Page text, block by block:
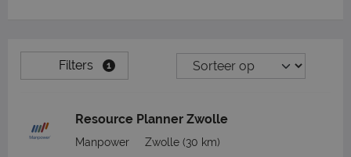
Filters 1
Resource Planner Zwolle
Manpower Zwolle (30 km)